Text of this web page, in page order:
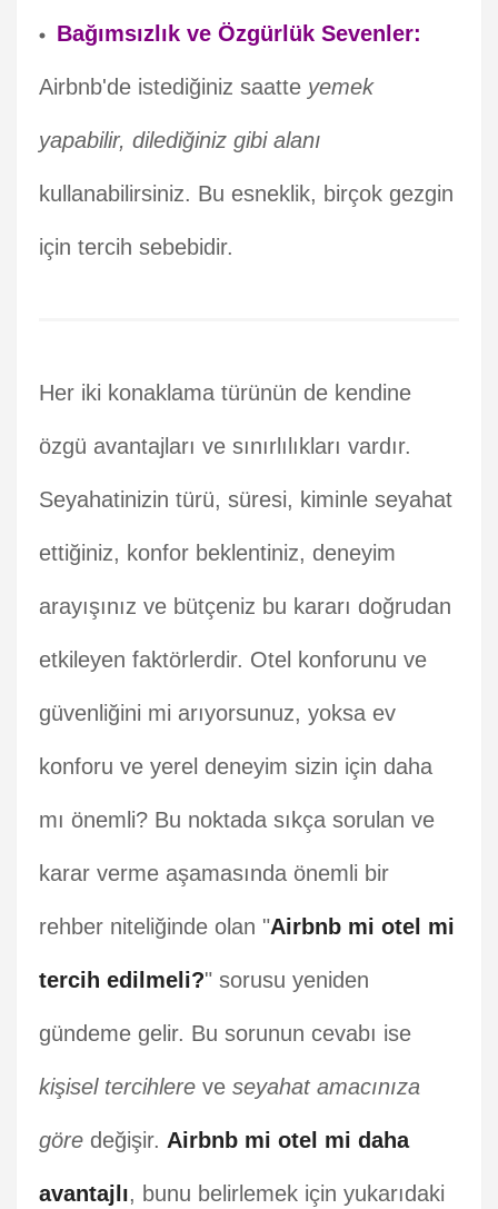
Bağımsızlık ve Özgürlük Sevenler:
Airbnb'de istediğiniz saatte yemek
yapabilir, dilediğiniz gibi alanı
kullanabilirsiniz. Bu esneklik, birçok gezgin
için tercih sebebidir.
Her iki konaklama türünün de kendine
özgü avantajları ve sınırlılıkları vardır.
Seyahatinizin türü, süresi, kiminle seyahat
ettiğiniz, konfor beklentiniz, deneyim
arayışınız ve bütçeniz bu kararı doğrudan
etkileyen faktörlerdir. Otel konforunu ve
güvenliğini mi arıyorsunuz, yoksa ev
konforu ve yerel deneyim sizin için daha
mı önemli? Bu noktada sıkça sorulan ve
karar verme aşamasında önemli bir
rehber niteliğinde olan "Airbnb mi otel mi
tercih edilmeli?" sorusu yeniden
gündeme gelir. Bu sorunun cevabı ise
kişisel tercihlere ve seyahat amacınıza
göre değişir. Airbnb mi otel mi daha
avantajlı, bunu belirlemek için yukarıdaki